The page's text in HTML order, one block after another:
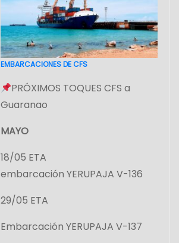
EMBARCACIONES DE CFS
PRÓXIMOS TOQUES CFS a
Guaranao
MAYO
18/05 ETA
embarcación YERUPAJA V-136
29/05 ETA
Embarcación YERUPAJA V-137